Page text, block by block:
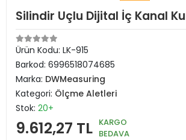
Silindir Uçlu Dijital İç Kanal
Ürün Kodu: LK-915
Barkod: 6996518074685
Marka: DWMeasuring
Kategori: Ölçme Aletleri
Stok: 20+
9.612,27 TL KARGO
BEDAVA